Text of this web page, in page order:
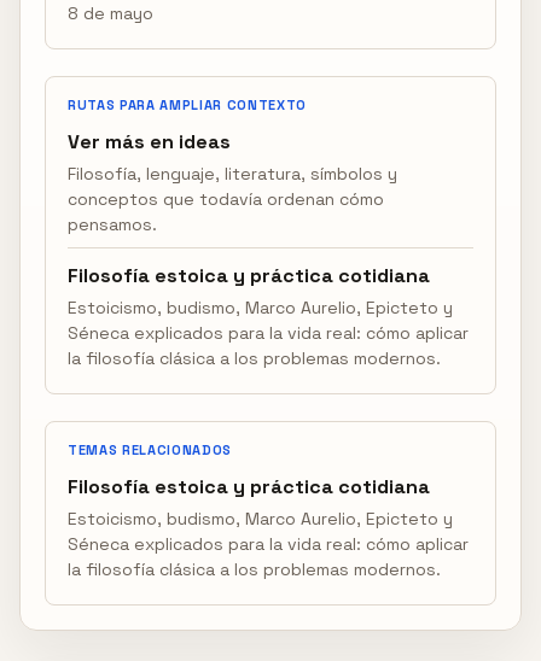
8 de mayo
RUTAS PARA AMPLIAR CONTEXTO
Ver más en ideas
Filosofía, lenguaje, literatura, símbolos y
conceptos que todavía ordenan cómo
pensamos.
Filosofía estoica y práctica cotidiana
Estoicismo, budismo, Marco Aurelio, Epicteto y
Séneca explicados para la vida real: cómo aplicar
la filosofía clásica a los problemas modernos.
TEMAS RELACIONADOS
Filosofía estoica y práctica cotidiana
Estoicismo, budismo, Marco Aurelio, Epicteto y
Séneca explicados para la vida real: cómo aplicar
la filosofía clásica a los problemas modernos.